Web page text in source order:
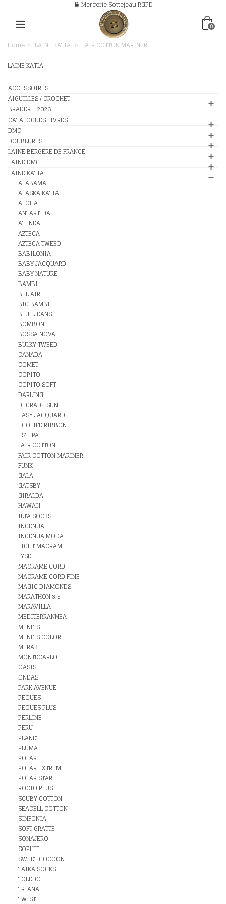
Mercerie Sottejeau RGPD
0
Home > LAINE KATIA > FAIR COTTON MARINER
LAINE KATIA
ACCESSOIRES
AIGUILLES / CROCHET
BRADERIE2026
CATALOGUES LIVRES
DMC
DOUBLURES
LAINE BERGERE DE FRANCE
LAINE DMC
LAINE KATIA
ALABAMA
ALASKA KATIA
ALOHA
ANTARTIDA
ATENEA
AZTECA
AZTECA TWEED
BABILONIA
BABY JACQUARD
BABY NATURE
BAMBI
BEL AIR
BIG BAMBI
BLUE JEANS
BOMBON
BOSSA NOVA
BULKY TWEED
CANADA
COMET
COPITO
COPITO SOFT
DARLING
DEGRADE SUN
EASY JACQUARD
ECOLIFE RIBBON
ESTEPA
FAIR COTTON
FAIR COTTON MARINER
FUNK
GALA
GATSBY
GIRALDA
HAWAII
ILTA SOCKS
INGENUA
INGENUA MODA
LIGHT MACRAME
LYSE
MACRAME CORD
MACRAME CORD FINE
MAGIC DIAMONDS
MARATHON 3.5
MARAVILLA
MEDITERRANNEA
MENFIS
MENFIS COLOR
MERAKI
MONTECARLO
OASIS
ONDAS
PARK AVENUE
PEQUES
PEQUES PLUS
PERLINE
PERU
PLANET
PLUMA
POLAR
POLAR EXTREME
POLAR STAR
ROCIO PLUS
SCUBY COTTON
SEACELL COTTON
SINFONIA
SOFT GRATTE
SONAJERO
SOPHIE
SWEET COCOON
TAIKA SOCKS
TOLEDO
TRIANA
TWIST